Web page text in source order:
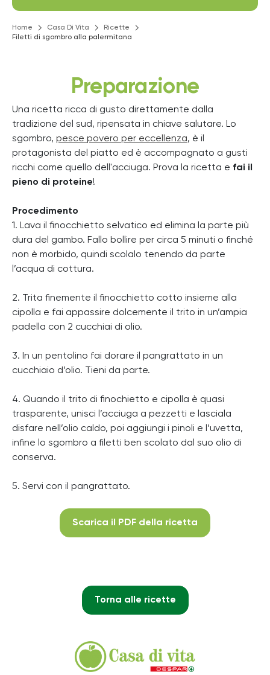
Home Casa Di Vita
Ricette
Filetti di sgombro alla palermitana
Preparazione
Una ricetta ricca di gusto direttamente dalla
tradizione del sud, ripensata in chiave salutare. Lo
sgombro, pesce povero per eccellenza, è il
protagonista del piatto ed è accompagnato a gusti
ricchi come quello dell'acciuga. Prova la ricetta e fai il
pieno di proteine!
Procedimento
1. Lava il finocchietto selvatico ed elimina la parte più
dura del gambo. Fallo bollire per circa 5 minuti o finché
non è morbido, quindi scolalo tenendo da parte
l’acqua di cottura.
2. Trita finemente il finocchietto cotto insieme alla
cipolla e fai appassire dolcemente il trito in un’ampia
padella con 2 cucchiai di olio.
3. In un pentolino fai dorare il pangrattato in un
cucchiaio d’olio. Tieni da parte.
4. Quando il trito di finochietto e cipolla è quasi
trasparente, unisci l’acciuga a pezzetti e lasciala
disfare nell’olio caldo, poi aggiungi i pinoli e l’uvetta,
infine lo sgombro a filetti ben scolato dal suo olio di
conserva.
5. Servi con il pangrattato.
Scarica il PDF della ricetta
Torna alle ricette